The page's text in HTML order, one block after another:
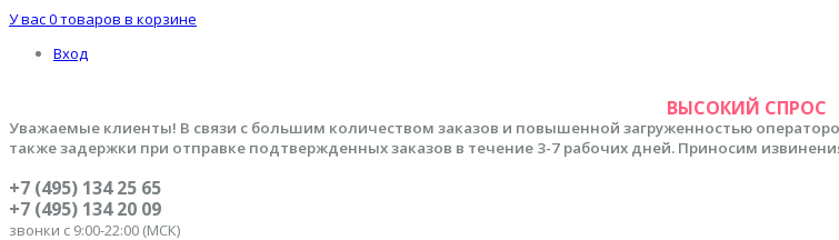
У вас0 товаров в корзине
Вход
ВЫСОКИЙ СПРОС
Уважаемые клиенты! В связи с большим количеством заказов и повышенной загруженностью
также задержки при отправке подтвержденных заказов в течение 3-7 рабочих дней. Приносим
+7 (495) 134 25 65
+7 (495) 134 20 09
звонки с 9:00-22:00 (МСК)